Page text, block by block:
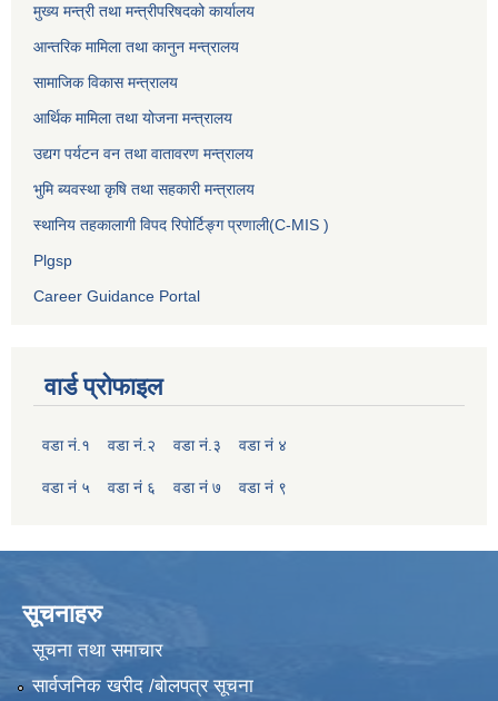
मुख्य मन्त्री तथा मन्त्रीपरिषदको कार्यालय
आन्तरिक मामिला तथा कानुन मन्त्रालय
सामाजिक विकास मन्त्रालय
आर्थिक मामिला तथा योजना मन्त्रालय
उद्यग पर्यटन वन तथा वातावरण मन्त्रालय
भुमि ब्यवस्था कृषि तथा सहकारी मन्त्रालय
स्थानिय तहकालागी विपद रिपोर्टिङ्ग प्रणाली(C-MIS )
Plgsp
Career Guidance Portal
वार्ड प्रोफाइल
वडा नं.१ वडा नं.२ वडा नं.३ वडा नं ४
वडा नं ५ वडा नं ६ वडा नं ७ वडा नं ९
सूचनाहरु
सूचना तथा समाचार
सार्वजनिक खरीद /बोलपत्र सूचना